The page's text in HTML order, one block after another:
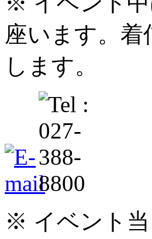
座います。
します。
※ イベント当